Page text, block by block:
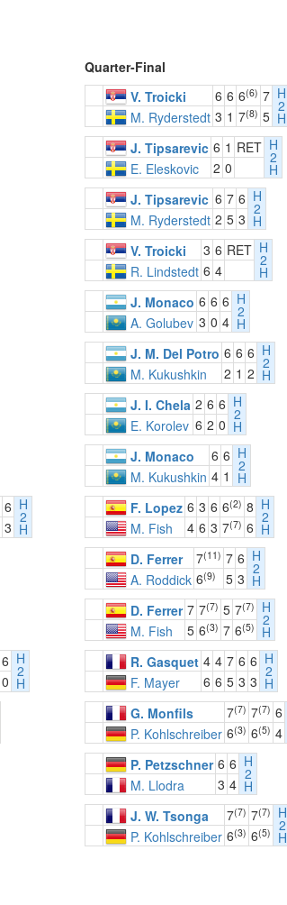
Quarter-Final
V. Troicki 6 6 6(6) 7 H
2
H
M. Ryderstedt 3 1 7(8) 5
J. Tipsarevic 6 1 RET H
2
H
E. Eleskovic 2 0
J. Tipsarevic 6 7 6 H
2
H
M. Ryderstedt 2 5 3
V. Troicki 3 6 RET H
2
H
R. Lindstedt 6 4
J. Monaco 6 6 6 H
2
H
A. Golubev 3 0 4
J. M. Del Potro 6 6 6 H
2
H
M. Kukushkin 2 1 2
J. I. Chela 2 6 6 H
2
H
E. Korolev 6 2 0
J. Monaco 6 6 H
2
H
M. Kukushkin 4 1
6 H
2
H
3
F. Lopez 6 3 6 6(2) 8 H
2
H
M. Fish 4 6 3 7(7) 6
D. Ferrer 7(11) 7 6 H
2
H
A. Roddick 6(9) 5 3
D. Ferrer 7 7(7) 5 7(7) H
2
H
M. Fish 5 6(3) 7 6(5)
6 H
2
H
0
R. Gasquet 4 4 7 6 6 H
2
H
F. Mayer 6 6 5 3 3
G. Monfils 7(7) 7(7) 6
P. Kohlschreiber 6(3) 6(5) 4
P. Petzschner 6 6 H
2
H
M. Llodra 3 4
J. W. Tsonga 7(7) 7(7) H
2
H
P. Kohlschreiber 6(3) 6(5)